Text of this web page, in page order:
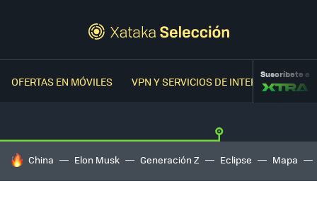
OFERTAS EN MÓVILES VPN Y SERVICIOS DE INTERNETSuscríbete a
HOY SE HABLA DE
China Elon Musk Generación Z Eclipse Mapa